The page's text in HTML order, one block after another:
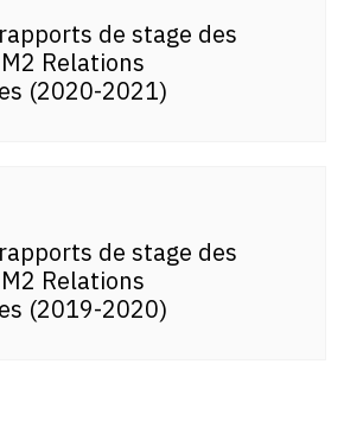
de stage des
Relations
(2020-2021)
de stage des
Relations
(2019-2020)